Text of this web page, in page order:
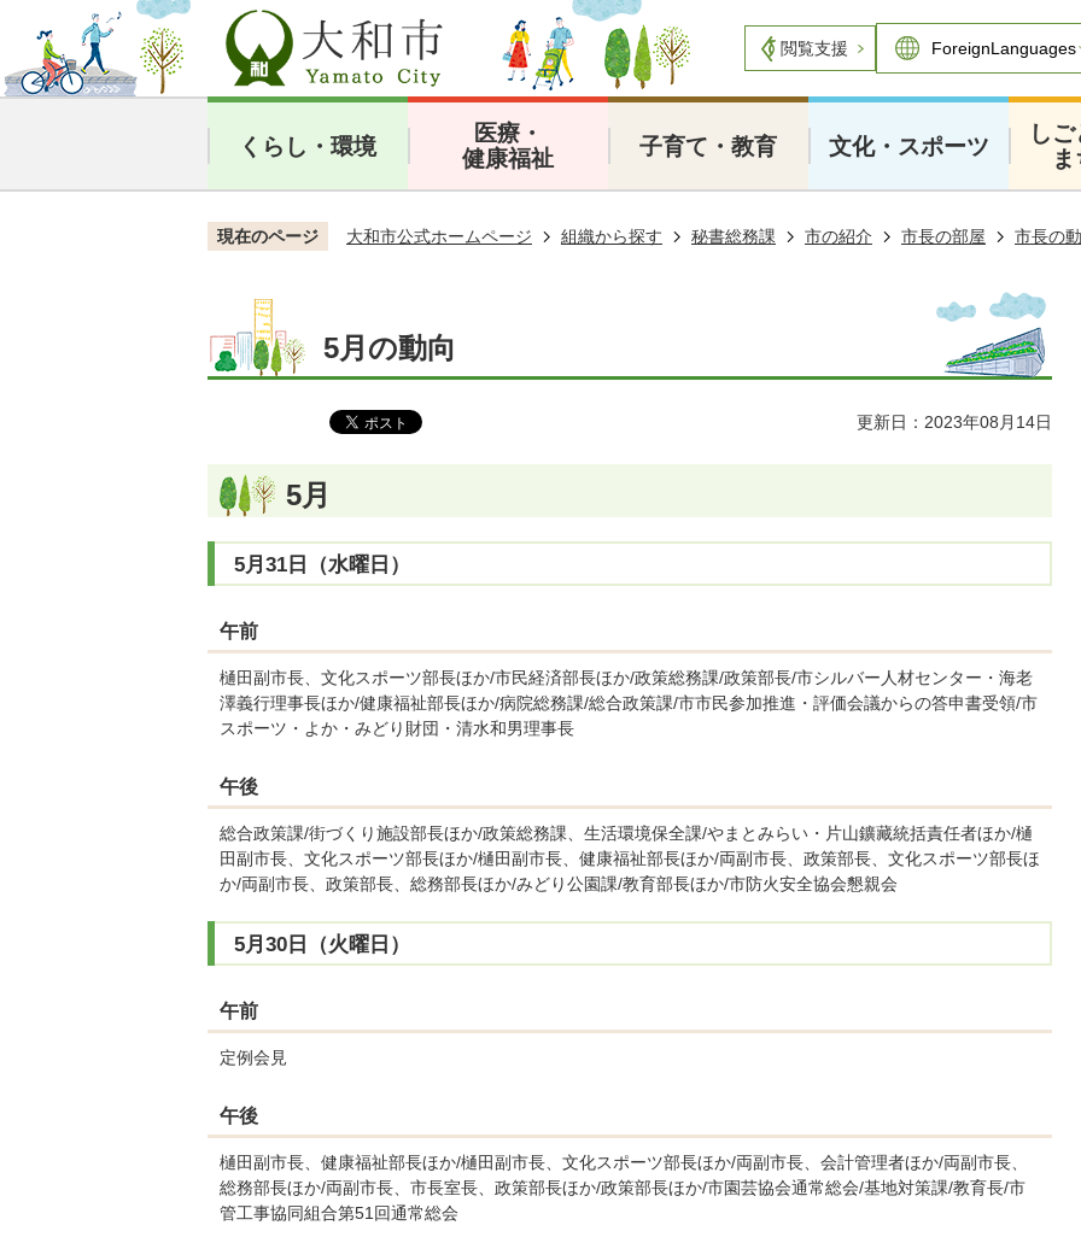
閲覧支援
くらし・環境
医療・
健康福祉
子育て・教育 文化・スポーツ
しご
現在のページ 大和市公式ホームページ 組織から探す 秘書総務課 市の紹介 市長の部屋 市長の
5月の動向
更新日：2023年08月14日
5月
5月31日（水曜日）
午前
樋田副市長、文化スポーツ部長ほか/市民経済部長ほか/政策総務課/政策部長/市シルバー人材センター・海老
澤義行理事長ほか/健康福祉部長ほか/病院総務課/総合政策課/市市民参加推進・評価会議からの答申書受領/市
スポーツ・よか・みどり財団・清水和男理事長
午後
総合政策課/街づくり施設部長ほか/政策総務課、生活環境保全課/やまとみらい・片山鑛藏統括責任者ほか/樋
田副市長、文化スポーツ部長ほか/樋田副市長、健康福祉部長ほか/両副市長、政策部長、文化スポーツ部長ほ
か/両副市長、政策部長、総務部長ほか/みどり公園課/教育部長ほか/市防火安全協会懇親会
5月30日（火曜日）
午前
定例会見
午後
樋田副市長、健康福祉部長ほか/樋田副市長、文化スポーツ部長ほか/両副市長、会計管理者ほか/両副市長、
総務部長ほか/両副市長、市長室長、政策部長ほか/政策部長ほか/市園芸協会通常総会/基地対策課/教育長/市
管工事協同組合第51回通常総会